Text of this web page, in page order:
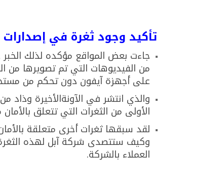
تأكيد وجود ثغرة في
جاءت بعض المواقع مؤكده لذلك
من الفيديوهات التي تم تصويرها من
على أجهزة آيفون دون تحكم من
والذي انتشر في الآونةالأخيرة
الأولى من الثغرات التي تتعلق
لقد سبقها ثغرات أخرى متعلقة
وكيف ستتصدى شركة آبل لهذه
العملاء بالشركة.